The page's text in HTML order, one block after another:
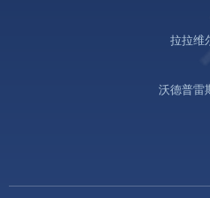
拉拉维
沃德普雷